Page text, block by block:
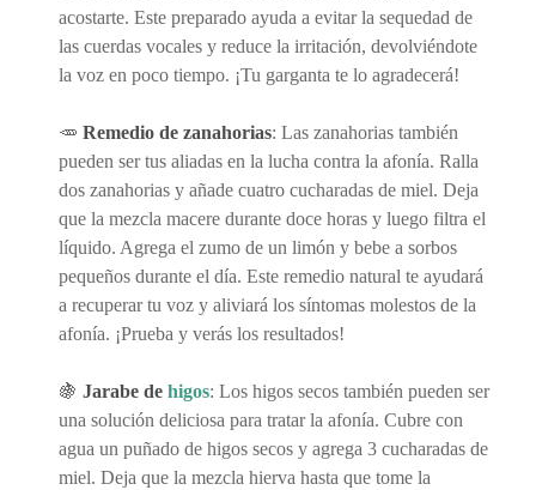
acostarte. Este preparado ayuda a evitar la sequedad de
las cuerdas vocales y reduce la irritación, devolviéndote
la voz en poco tiempo. ¡Tu garganta te lo agradecerá!
🥕 Remedio de zanahorias: Las zanahorias también
pueden ser tus aliadas en la lucha contra la afonía. Ralla
dos zanahorias y añade cuatro cucharadas de miel. Deja
que la mezcla macere durante doce horas y luego filtra el
líquido. Agrega el zumo de un limón y bebe a sorbos
pequeños durante el día. Este remedio natural te ayudará
a recuperar tu voz y aliviará los síntomas molestos de la
afonía. ¡Prueba y verás los resultados!
🍇 Jarabe de higos: Los higos secos también pueden ser
una solución deliciosa para tratar la afonía. Cubre con
agua un puñado de higos secos y agrega 3 cucharadas de
miel. Deja que la mezcla hierva hasta que tome la